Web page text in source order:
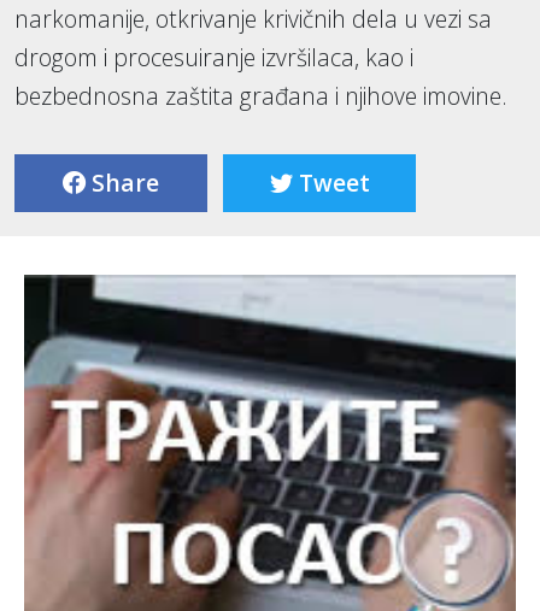
narkomanije, otkrivanje krivičnih dela u vezi sa
drogom i procesuiranje izvršilaca, kao i
bezbednosna zaštita građana i njihove imovine.
Share Tweet